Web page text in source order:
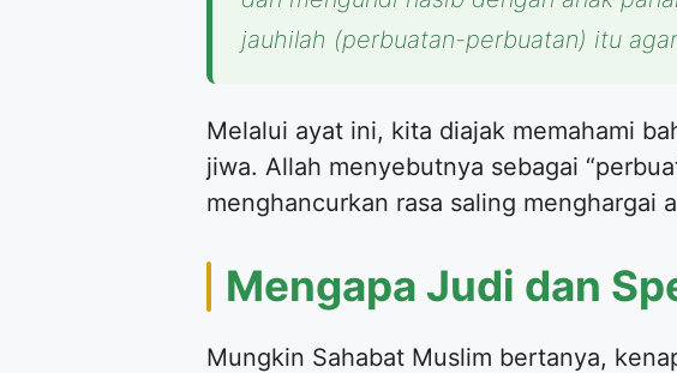
jauhilah (perbuatan-perbuatan) itu
​Melalui ayat ini, kita diajak memahami
jiwa. Allah menyebutnya sebagai
menghancurkan rasa saling menghargai
​Mengapa Judi dan
​Mungkin Sahabat Muslim bertanya,